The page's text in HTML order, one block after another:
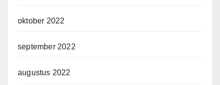
oktober 2022
september 2022
augustus 2022